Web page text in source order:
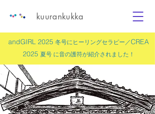
andGIRL 2025 冬号にヒーリングセラピー／CREA
2025 夏号 に音の護符が紹介されました！
kuurankukka